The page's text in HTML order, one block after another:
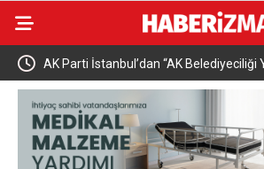
Yerinde Gör” Buharkent’te festival